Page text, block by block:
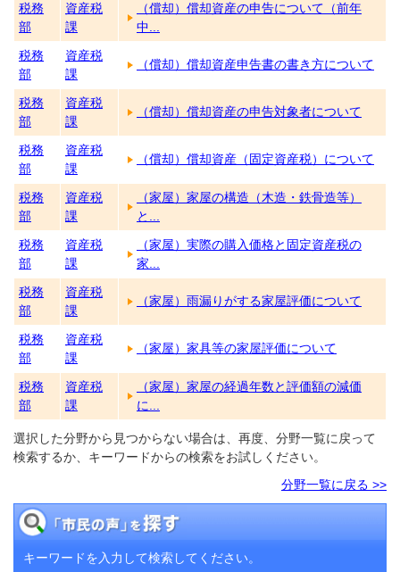
税務
部
資産税
課
（償却）償却資産の申告について（前年
中...
税務
部
資産税
課
（償却）償却資産申告書の書き方について
税務
部
資産税
課
（償却）償却資産の申告対象者について
税務
部
資産税
課
（償却）償却資産（固定資産税）について
税務
部
資産税
課
（家屋）家屋の構造（木造・鉄骨造等）
と...
税務
部
資産税
課
（家屋）実際の購入価格と固定資産税の
家...
税務
部
資産税
課
（家屋）雨漏りがする家屋評価について
税務
部
資産税
課
（家屋）家具等の家屋評価について
税務
部
資産税
課
（家屋）家屋の経過年数と評価額の減価
に...
選択した分野から見つからない場合は、再度、分野一覧に戻って
検索するか、キーワードからの検索をお試しください。
分野一覧に戻る >>
キーワードを入力して検索してください。